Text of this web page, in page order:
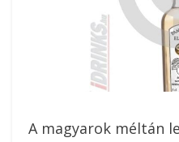
A magyarok méltán